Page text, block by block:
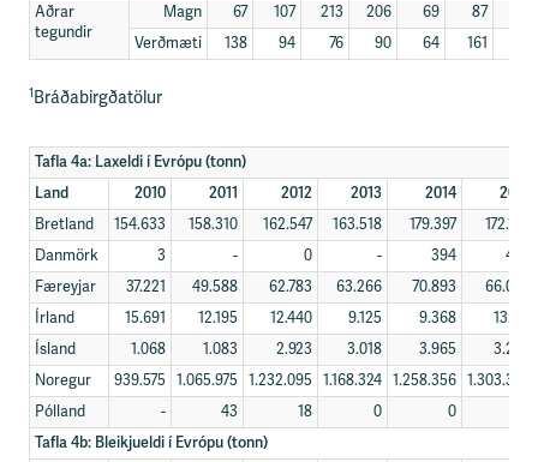
Aðrar
tegundir
Magn 67 107 213 206 69 87
Verðmæti
138 94 76 90 64 161
1 Bráðabirgðatölur
Tafla 4a: Laxeldi í Evrópu (tonn)
Land
2010 2011 2012 2013 2014
2015
Bretland
154.633 158.310 162.547 163.518 179.397
172.146
Danmörk
3 - 0 - 394
420
Færeyjar
37.221 49.588 62.783 63.266 70.893
66.090
Írland
15.691 12.195 12.440 9.125 9.368
13.116
Ísland
1.068 1.083 2.923 3.018 3.965
3.260
Noregur
939.575 1.065.975 1.232.095 1.168.324 1.258.356 1.303.346
Pólland
- 43 18 0 0
Tafla 4b: Bleikjueldi í Evrópu (tonn)